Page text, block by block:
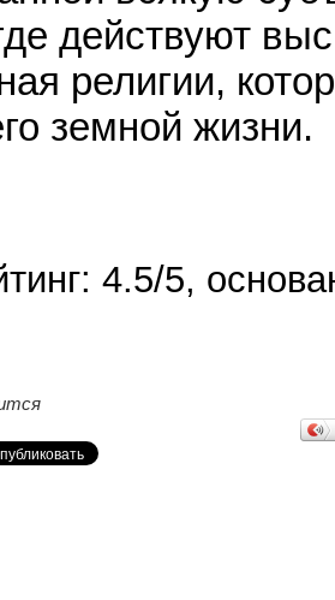
действуют
религии,
земной жизни.
4.5/5,